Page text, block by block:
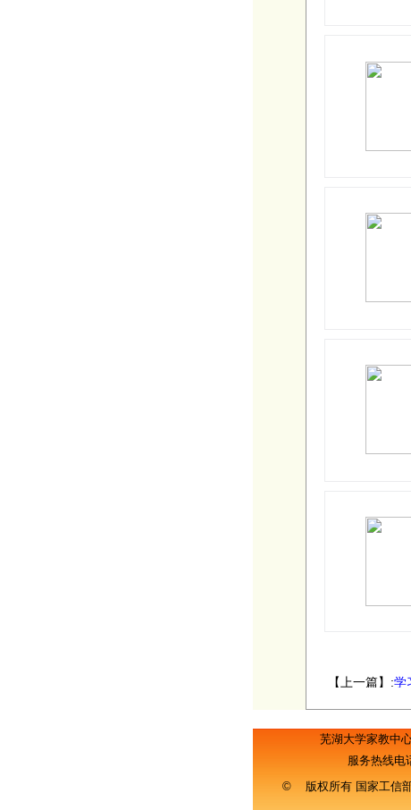
【上一篇】:学
芜湖大学家教中
服务热线电
© 版权所有 国家工信部